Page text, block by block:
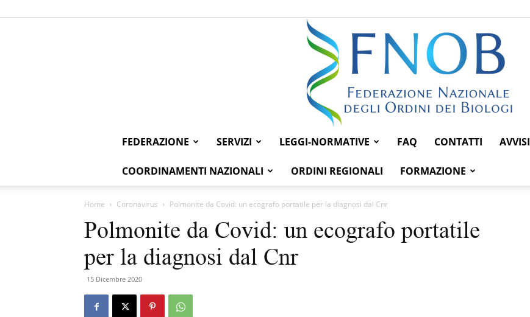
Federazione
FEDERAZIONE SERVIZI LEGGI-NORMATIVE FAQ CONTATTI AVVISI
COORDINAMENTI NAZIONALI ORDINI REGIONALI FORMAZIONE
Home Coronavirus Polmonite da Covid: un ecografo portatile per la diagnosi dal Cnr
Polmonite da Covid: un ecografo portatile
per la diagnosi dal Cnr
15 Dicembre 2020